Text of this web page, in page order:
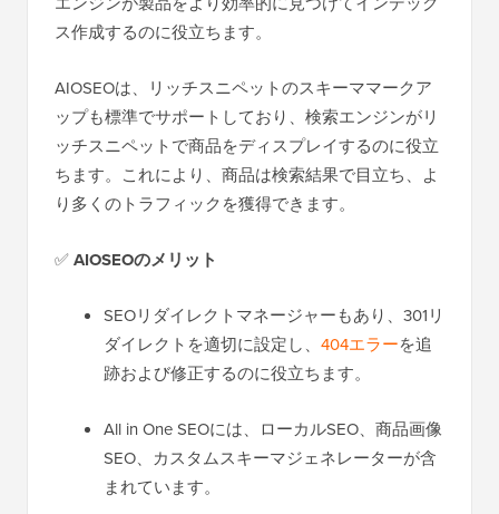
ス作成するのに役立ちます。
AIOSEOは、リッチスニペットのスキーママークア
ップも標準でサポートしており、検索エンジンがリ
ッチスニペットで商品をディスプレイするのに役立
ちます。これにより、商品は検索結果で目立ち、よ
り多くのトラフィックを獲得できます。
✅AIOSEOのメリット
SEOリダイレクトマネージャーもあり、301リ
ダイレクトを適切に設定し、 404エラーを追
跡および修正するのに役立ちます。
All in One SEOには、ローカルSEO、商品画像
SEO、カスタムスキーマジェネレーターが含
まれています。